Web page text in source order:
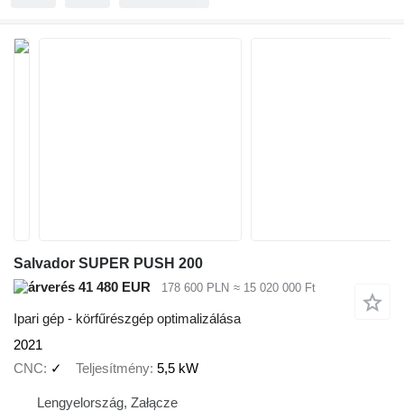
Salvador SUPER PUSH 200
41 480 EUR
178 600 PLN ≈ 15 020 000 Ft
Ipari gép - körfűrészgép optimalizálása
2021
CNC
✓ Teljesítmény 5,5 kW
Lengyelország, Załącze